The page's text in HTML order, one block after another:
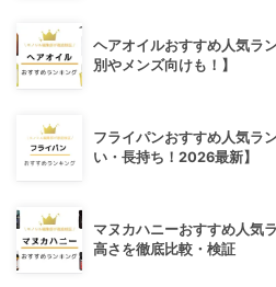
ヘアオイルおすすめ人気ラ
別やメンズ向けも！】
フライパンおすすめ人気ラ
い・長持ち！2026最新】
マヌカハニーおすすめ人気
高さを徹底比較・検証